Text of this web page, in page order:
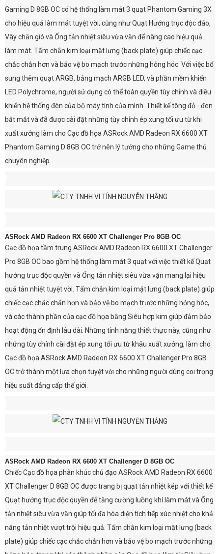
Gaming D 8GB OC có hệ thống làm mát 3 quạt Phantom Gaming 3X
cho hiệu quả làm mát tuyệt vời, cũng như Quạt Hướng trục độc đáo,
Vây chắn gió và Ống tản nhiệt siêu vừa vặn để nâng cao hiệu quả
làm mát. Tấm chắn kim loại mặt lưng (back plate) giúp chiếc cạc
chắc chắn hơn và bảo vệ bo mạch trước những hỏng hóc. Với việc bổ
sung thêm quạt ARGB, bảng mạch ARGB LED, và phần mềm khiển
LED Polychrome, người sử dụng có thể toàn quyền tùy chỉnh và điều
khiển hệ thống đèn của bộ máy tính của mình. Thiết kế tông đỏ - đen
bắt mắt và đã được cài đặt những tùy chỉnh ép xung tối ưu từ khi
xuất xưởng làm cho Cạc đồ họa ASRock AMD Radeon RX 6600 XT
Phantom Gaming D 8GB OC trở nên lý tưởng cho những Game thủ
chuyên nghiệp.
ASRock AMD Radeon RX 6600 XT Challenger Pro 8GB OC
Cạc đồ họa tầm trung ASRock AMD Radeon RX 6600 XT Challenger
Pro 8GB OC bao gồm hệ thống làm mát 3 quạt với việc thiết kế Quạt
hướng trục độc quyền và Ống tản nhiệt siêu vừa vặn mang lại hiệu
quả tản nhiệt tuyệt vời. Tấm chắn kim loại mặt lưng (back plate) giúp
chiếc cạc chắc chắn hơn và bảo vệ bo mạch trước những hỏng hóc,
và các thành phần của cạc đồ họa bằng Siêu hợp kim giúp đảm bảo
hoạt động ổn định lâu dài. Những tính năng thiết thực này, cũng như
những tùy chỉnh cài đặt ép xung tối ưu từ khâu xuất xưởng, làm cho
Cạc đồ họa ASRock AMD Radeon RX 6600 XT Challenger Pro 8GB
OC trở thành một lựa chọn tuyệt vời cho những người dùng coi trọng
hiệu suất đẳng cấp thế giới.
ASRock AMD Radeon RX 6600 XT Challenger D 8GB OC
Chiếc Cạc đồ họa phân khúc chủ đạo ASRock AMD Radeon RX 6600
XT Challenger D 8GB OC được trang bị quạt tản nhiệt kép với thiết kế
Quạt hướng trục độc quyền để tăng cường luồng khí làm mát và Ống
tản nhiệt siêu vừa vặn giúp tối đa hóa diện tích tiếp xúc nhiệt cho khả
năng tản nhiệt vượt trội hiệu quả. Tấm chắn kim loại mặt lưng (back
plate) giúp chiếc cạc chắc chắn hơn và bảo vệ bo mạch trước những